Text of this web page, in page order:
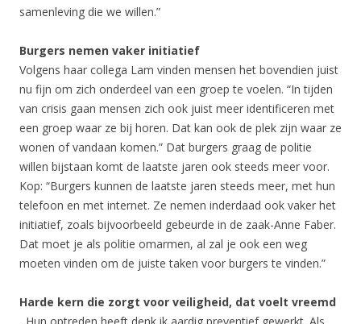
samenleving die we willen.”
Burgers nemen vaker initiatief
Volgens haar collega Lam vinden mensen het bovendien juist
nu fijn om zich onderdeel van een groep te voelen. “In tijden
van crisis gaan mensen zich ook juist meer identificeren met
een groep waar ze bij horen. Dat kan ook de plek zijn waar ze
wonen of vandaan komen.” Dat burgers graag de politie
willen bijstaan komt de laatste jaren ook steeds meer voor.
Kop: “Burgers kunnen de laatste jaren steeds meer, met hun
telefoon en met internet. Ze nemen inderdaad ook vaker het
initiatief, zoals bijvoorbeeld gebeurde in de zaak-Anne Faber.
Dat moet je als politie omarmen, al zal je ook een weg
moeten vinden om de juiste taken voor burgers te vinden.”
Harde kern die zorgt voor veiligheid, dat voelt vreemd